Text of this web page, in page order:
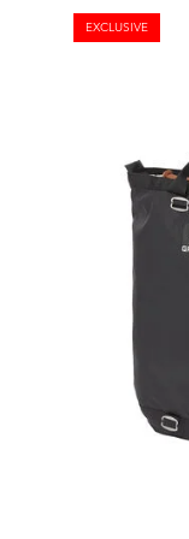
EXCLUSIVE